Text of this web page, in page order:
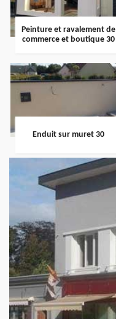
Peinture et ravalement de
commerce et boutique 30
Enduit sur muret 30